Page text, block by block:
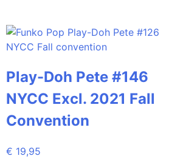
Play-Doh Pete #146
NYCC Excl. 2021 Fall
Convention
€ 19,95